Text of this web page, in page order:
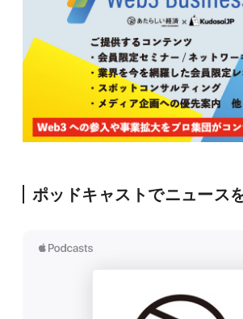
ポッドキャストでニュース